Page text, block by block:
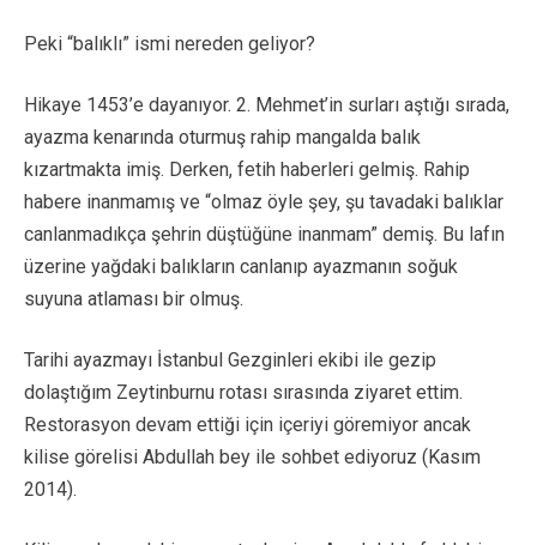
Peki “balıklı” ismi nereden geliyor?
Hikaye 1453’e dayanıyor. 2. Mehmet’in surları aştığı sırada,
ayazma kenarında oturmuş rahip mangalda balık
kızartmakta imiş. Derken, fetih haberleri gelmiş. Rahip
habere inanmamış ve “olmaz öyle şey, şu tavadaki balıklar
canlanmadıkça şehrin düştüğüne inanmam” demiş. Bu lafın
üzerine yağdaki balıkların canlanıp ayazmanın soğuk
suyuna atlaması bir olmuş.
Tarihi ayazmayı İstanbul Gezginleri ekibi ile gezip
dolaştığım Zeytinburnu rotası sırasında ziyaret ettim.
Restorasyon devam ettiği için içeriyi göremiyor ancak
kilise görelisi Abdullah bey ile sohbet ediyoruz (Kasım
2014).